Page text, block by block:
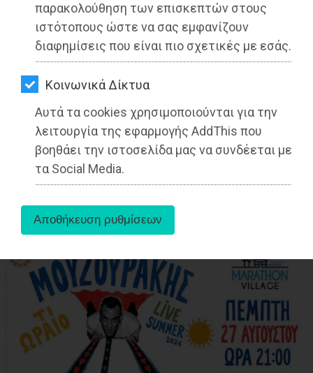
παρακολούθηση των επισκεπτών στους
ιστότοπους ώστε να σας εμφανίζουν
διαφημίσεις που είναι πιο σχετικές με εσάς.
Kοινωνικά Δίκτυα
Αυτά τα cookies χρησιμοποιούνται για την
λειτουργία της εφαρμογής AddThis που
βοηθάει την ιστοσελίδα μας να συνδέεται με
τα Social Media.
ΕΦΗΜΕΡΙΔΕΣ
OΔΗΓΟΣ
ΑΓΟΡΑΣ
ΨΙΘΥΡΟΙ
ΑΠΟΣΤΟΛΗ
ΑΡΘΡΩΝ
27-05-2025
Από τo Dimotisnews
aboutus
Αττική,ΤΟΠΙΚΗ ΑΥΤΟΔΙΟΙΚΗΣΗ,